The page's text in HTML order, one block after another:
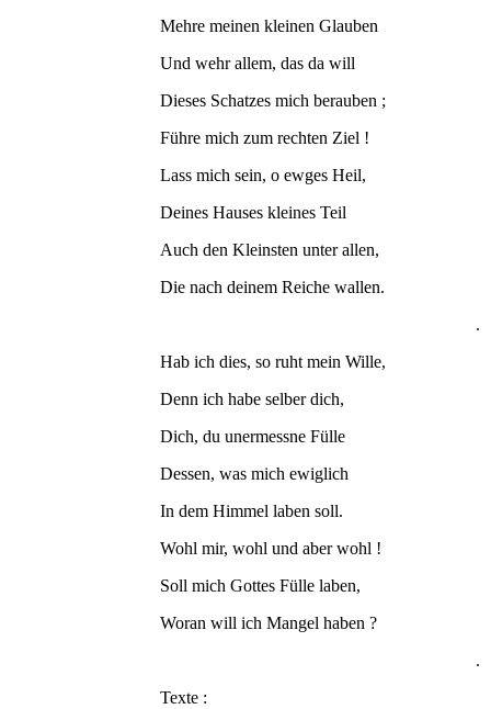
Mehre meinen kleinen Glauben
Und wehr allem, das da will
Dieses Schatzes mich berauben ;
Führe mich zum rechten Ziel !
Lass mich sein, o ewges Heil,
Deines Hauses kleines Teil
Auch den Kleinsten unter allen,
Die nach deinem Reiche wallen.
.
Hab ich dies, so ruht mein Wille,
Denn ich habe selber dich,
Dich, du unermessne Fülle
Dessen, was mich ewiglich
In dem Himmel laben soll.
Wohl mir, wohl und aber wohl !
Soll mich Gottes Fülle laben,
Woran will ich Mangel haben ?
.
Texte :